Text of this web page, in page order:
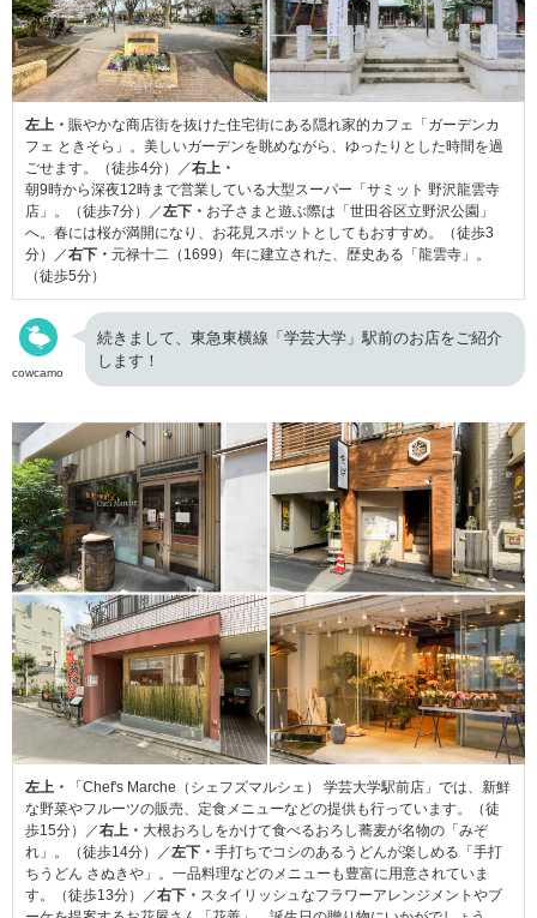
左上・ 賑やかな商店街を抜けた住宅街にある隠れ家的カフェ「ガーデンカ
フェ ときそら」。美しいガーデンを眺めながら、ゆったりとした時間を過
ごせます。（徒歩4分）／右上・
朝9時から深夜12時まで営業している大型スーパー「サミット 野沢龍雲寺
店」。（徒歩7分）／左下・ お子さまと遊ぶ際は「世田谷区立野沢公園」
へ。春には桜が満開になり、お花見スポットとしてもおすすめ。（徒歩3
分）／右下・ 元禄十二（1699）年に建立された、歴史ある「龍雲寺」。
（徒歩5分）
cowcamo
続きまして、東急東横線「学芸大学」駅前のお店をご紹介
します！
左上・
「Chef's Marche（シェフズマルシェ） 学芸大学駅前店」では、新鮮
な野菜やフルーツの販売、定食メニューなどの提供も行っています。（徒
歩15分）／右上・ 大根おろしをかけて食べるおろし蕎麦が名物の「みぞ
れ」。（徒歩14分）／左下・ 手打ちでコシのあるうどんが楽しめる「手打
ちうどん さぬきや」。一品料理などのメニューも豊富に用意されていま
す。（徒歩13分）／右下・ スタイリッシュなフラワーアレンジメントやブ